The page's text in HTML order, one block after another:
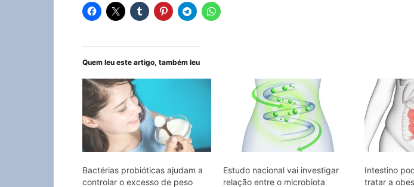
Quem leu este artigo, também leu
Bactérias probióticas ajudam a
controlar o excesso de peso
Estudo nacional vai investigar
relação entre o microbiota
Intestino
tratar a